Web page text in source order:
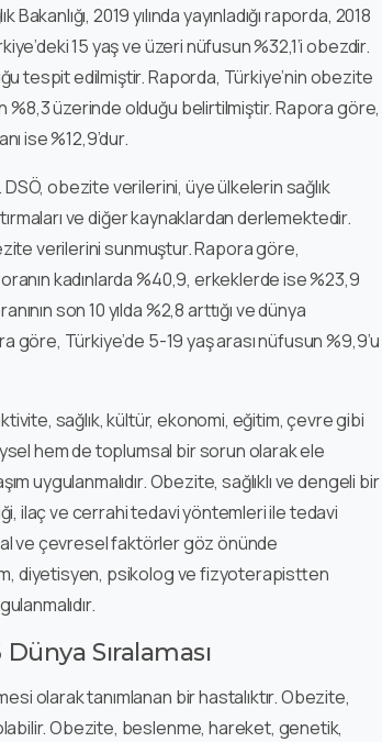
2019 yılında yayınladığı raporda, 2018
15 yaş ve üzeri nüfusun %32,1’i obezdir.
tespit edilmiştir. Raporda, Türkiye’nin obezite
%8,3 üzerinde olduğu belirtilmiştir. Rapora göre,
ise %12,9’dur.
obezite verilerini, üye ülkelerin sağlık
ve diğer kaynaklardan derlemektedir.
verilerini sunmuştur. Rapora göre,
kadınlarda %40,9, erkeklerde ise %23,9
son 10 yılda %2,8 arttığı ve dünya
göre, Türkiye’de 5-19 yaş arası nüfusun %9,9’u
sağlık, kültür, ekonomi, eğitim, çevre gibi
hem de toplumsal bir sorun olarak ele
uygulanmalıdır. Obezite, sağlıklı ve dengeli bir
ilaç ve cerrahi tedavi yöntemleri ile tedavi
ve çevresel faktörler göz önünde
diyetisyen, psikolog ve fizyoterapistten
Sıralaması
olarak tanımlanan bir hastalıktır. Obezite,
Obezite, beslenme, hareket, genetik,